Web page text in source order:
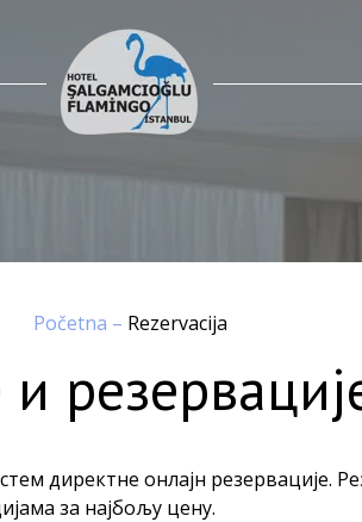
Početna – Rezervacija
директне онлајн резервације.
за најбољу цену.